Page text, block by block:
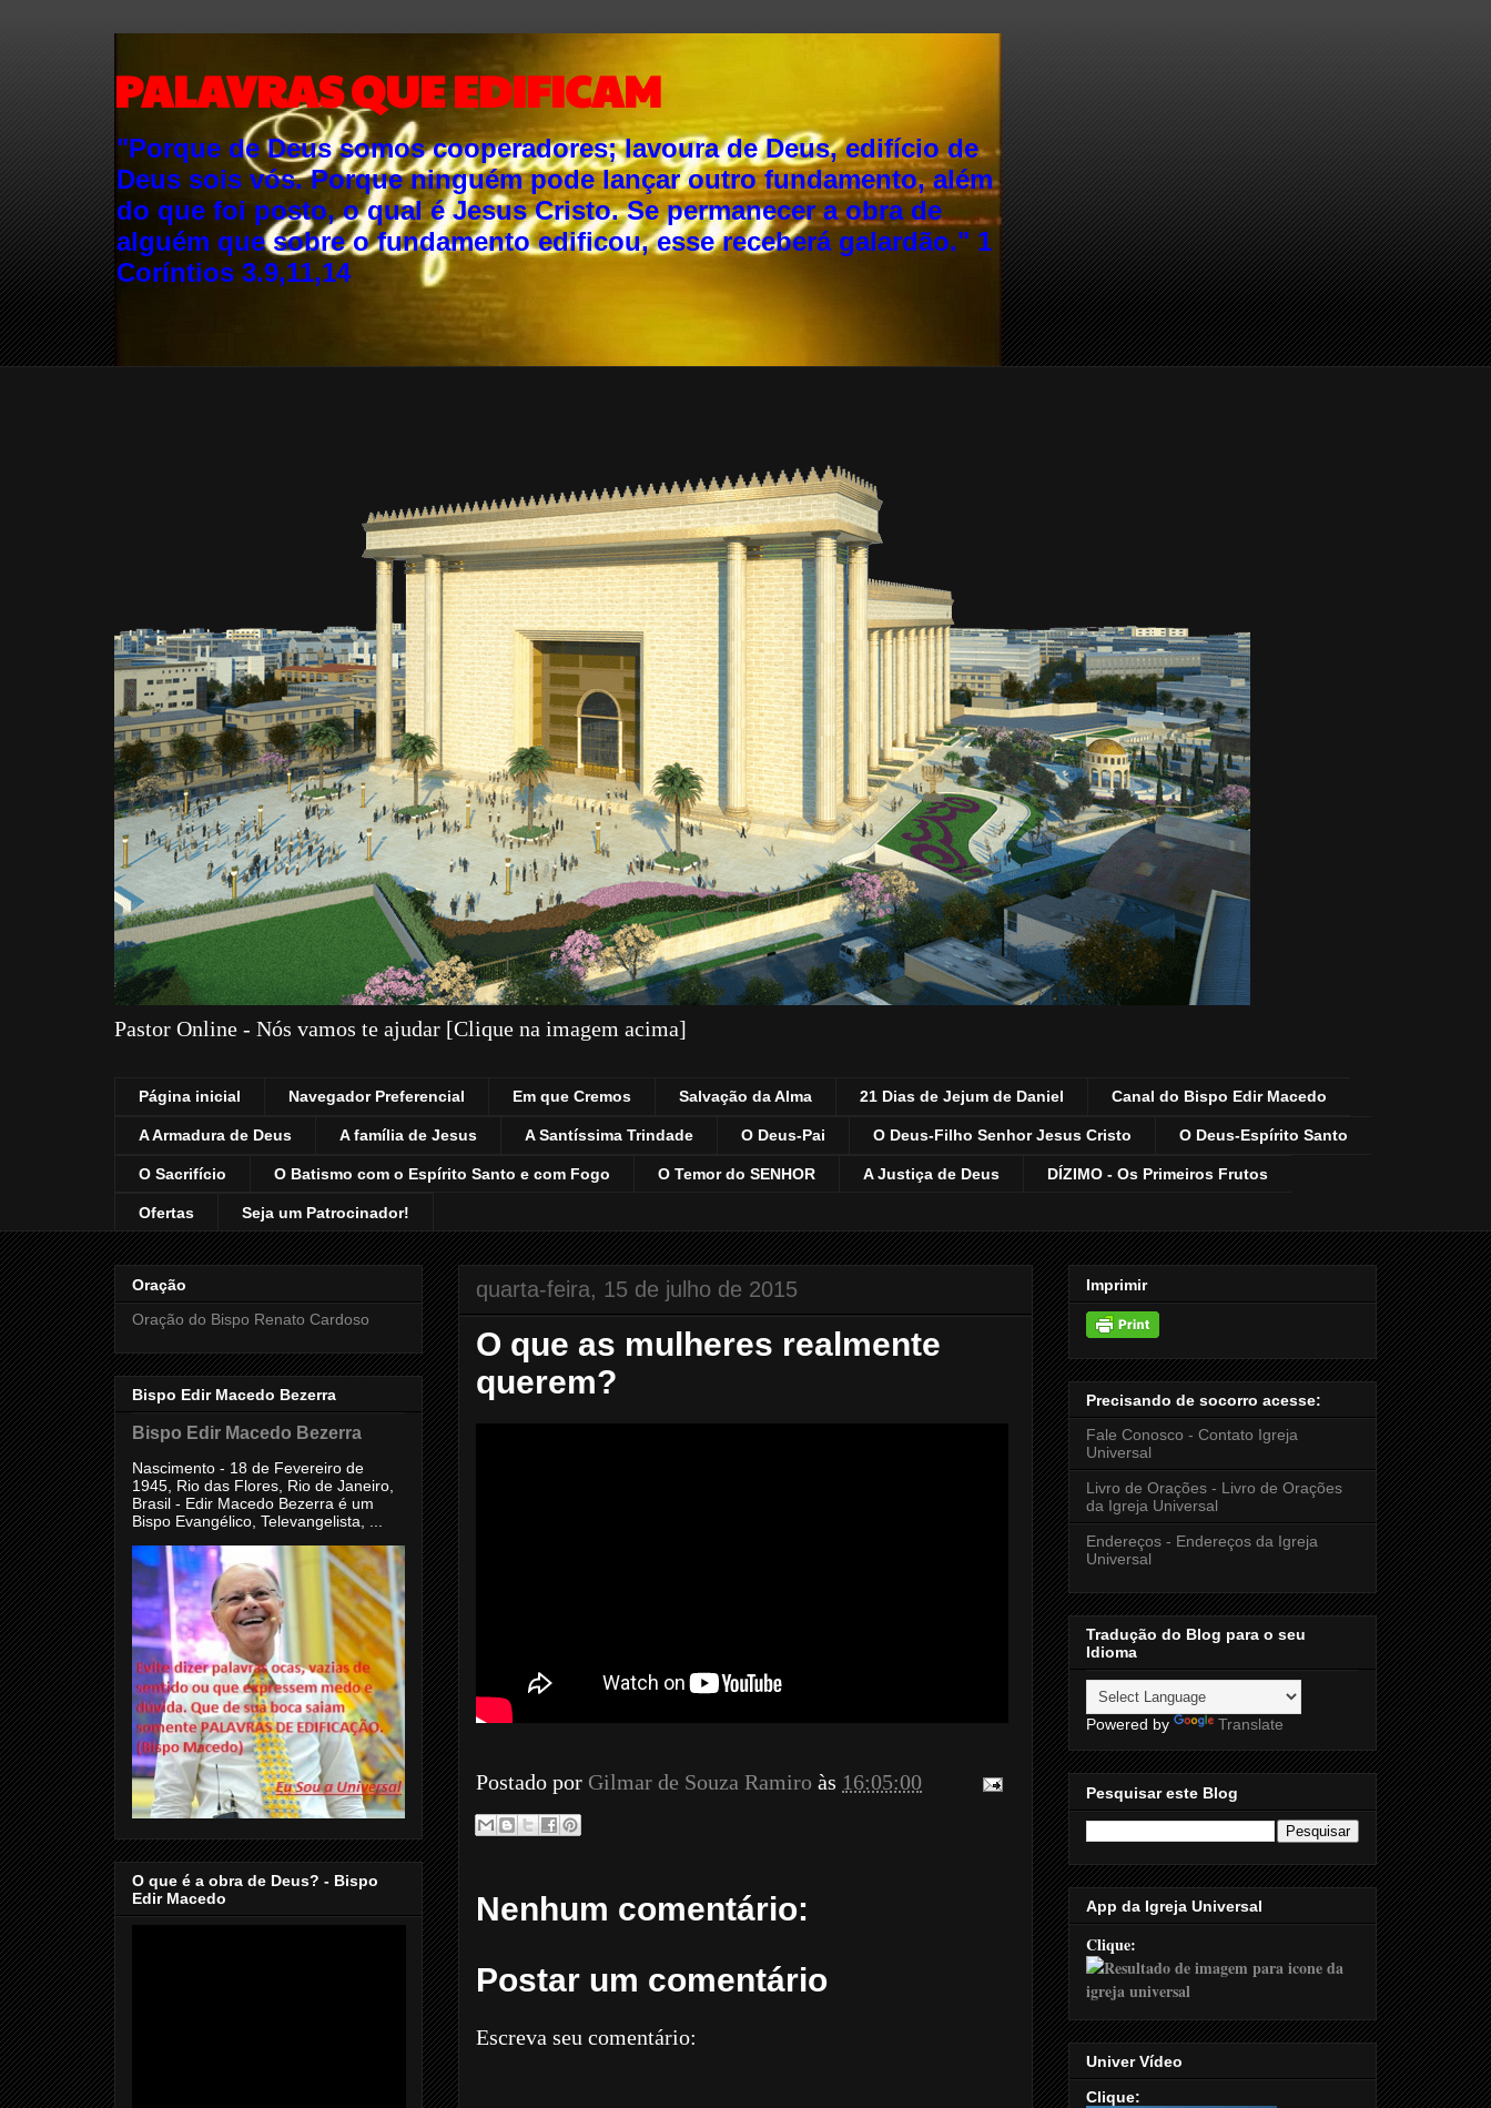
PALAVRAS QUE EDIFICAM
"Porque de Deus somos cooperadores; lavoura de Deus, edifício de
Deus sois vós. Porque ninguém pode lançar outro fundamento, além
do que foi posto, o qual é Jesus Cristo. Se permanecer a obra de
alguém que sobre o fundamento edificou, esse receberá galardão." 1
Coríntios 3.9,11,14
Pastor Online - Nós vamos te ajudar [Clique na imagem acima]
Página inicial Navegador Preferencial Em que Cremos Salvação da Alma 21 Dias de Jejum de Daniel Canal do Bispo Edir Macedo
A Armadura de Deus A família de Jesus A Santíssima Trindade O Deus-Pai O Deus-Filho Senhor Jesus Cristo O Deus-Espírito Santo
O Sacrifício O Batismo com o Espírito Santo e com Fogo O Temor do SENHOR A Justiça de Deus DÍZIMO - Os Primeiros Frutos
Ofertas Seja um Patrocinador!
quarta-feira, 15 de julho de 2015
O que as mulheres realmente
querem?
Postado por Gilmar de Souza Ramiro às 16:05:00
Nenhum comentário:
Postar um comentário
Escreva seu comentário:
Oração
Oração do Bispo Renato Cardoso
Bispo Edir Macedo Bezerra
Bispo Edir Macedo Bezerra
Nascimento - 18 de Fevereiro de
1945, Rio das Flores, Rio de Janeiro,
Brasil - Edir Macedo Bezerra é um
Bispo Evangélico, Televangelista, ...
O que é a obra de Deus? - Bispo
Edir Macedo
Imprimir
Precisando de socorro acesse:
Fale Conosco - Contato Igreja
Universal
Livro de Orações - Livro de Orações
da Igreja Universal
Endereços - Endereços da Igreja
Universal
Tradução do Blog para o seu
Idioma
Powered by Translate
Pesquisar este Blog
App da Igreja Universal
Clique:
Univer Vídeo
Clique: